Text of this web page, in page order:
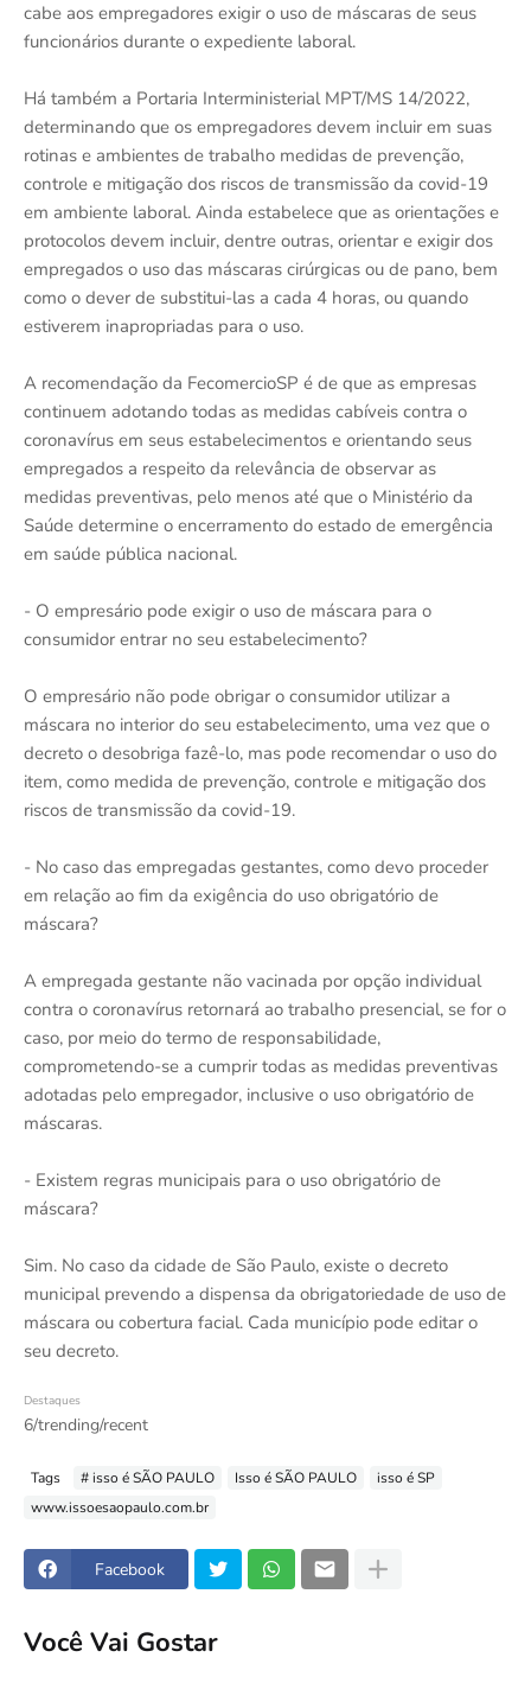
cabe aos empregadores exigir o uso de máscaras de seus
funcionários durante o expediente laboral.
Há também a Portaria Interministerial MPT/MS 14/2022,
determinando que os empregadores devem incluir em suas
rotinas e ambientes de trabalho medidas de prevenção,
controle e mitigação dos riscos de transmissão da covid-19
em ambiente laboral. Ainda estabelece que as orientações e
protocolos devem incluir, dentre outras, orientar e exigir dos
empregados o uso das máscaras cirúrgicas ou de pano, bem
como o dever de substitui-las a cada 4 horas, ou quando
estiverem inapropriadas para o uso.
A recomendação da FecomercioSP é de que as empresas
continuem adotando todas as medidas cabíveis contra o
coronavírus em seus estabelecimentos e orientando seus
empregados a respeito da relevância de observar as
medidas preventivas, pelo menos até que o Ministério da
Saúde determine o encerramento do estado de emergência
em saúde pública nacional.
- O empresário pode exigir o uso de máscara para o
consumidor entrar no seu estabelecimento?
O empresário não pode obrigar o consumidor utilizar a
máscara no interior do seu estabelecimento, uma vez que o
decreto o desobriga fazê-lo, mas pode recomendar o uso do
item, como medida de prevenção, controle e mitigação dos
riscos de transmissão da covid-19.
- No caso das empregadas gestantes, como devo proceder
em relação ao fim da exigência do uso obrigatório de
máscara?
A empregada gestante não vacinada por opção individual
contra o coronavírus retornará ao trabalho presencial, se for o
caso, por meio do termo de responsabilidade,
comprometendo-se a cumprir todas as medidas preventivas
adotadas pelo empregador, inclusive o uso obrigatório de
máscaras.
- Existem regras municipais para o uso obrigatório de
máscara?
Sim. No caso da cidade de São Paulo, existe o decreto
municipal prevendo a dispensa da obrigatoriedade de uso de
máscara ou cobertura facial. Cada município pode editar o
seu decreto.
Destaques
6/trending/recent
Tags # isso é SÃO PAULO Isso é SÃO PAULO
isso é SP
www.issoesaopaulo.com.br
Facebook
Você Vai Gostar